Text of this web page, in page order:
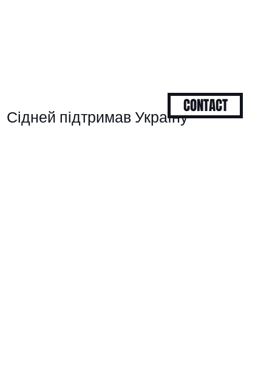
Сідней підтримав УкраїнуCONTACT